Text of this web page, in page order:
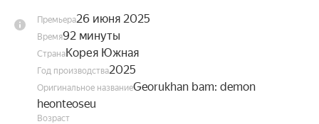
Премьера26 июня 2025
Время92 минуты
СтранаКорея Южная
Год производства2025
Оригинальное названиеGeorukhan bam: demon
heonteoseu
Возраст